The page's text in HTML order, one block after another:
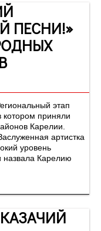
ПЕСНИ!»
этап
котором приняли
Карелии.
артистка
уровень
назвала Карелию